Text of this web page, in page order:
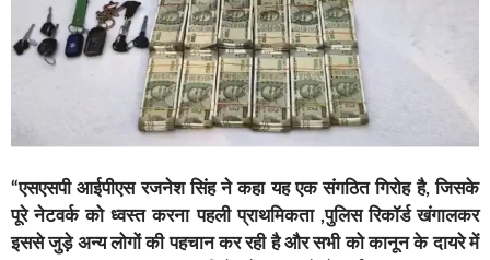
“एसएसपी आईपीएस रजनेश सिंह ने कहा यह एक संगठित गिरोह है, जिसके
पूरे नेटवर्क को ध्वस्त करना पहली प्राथमिकता ,पुलिस रिकॉर्ड खंगालकर
इससे जुड़े अन्य लोगों की पहचान कर रही है और सभी को कानून के दायरे में